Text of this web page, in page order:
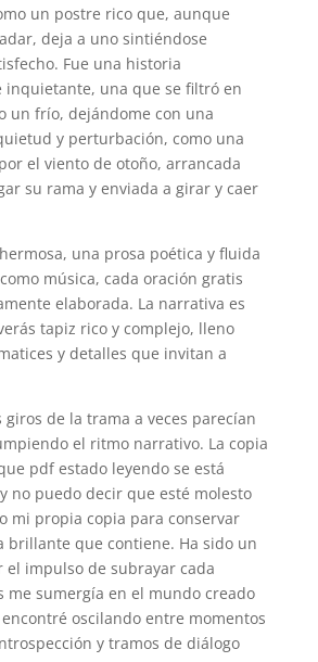
un postre rico que, aunque
deja a uno sintiéndose
Fue una historia
inquietante, una que se filtró en
un frío, dejándome con una
y perturbación, como una
el viento de otoño, arrancada
su rama y enviada a girar y caer
una prosa poética y fluida
música, cada oración gratis
elaborada. La narrativa es
tapiz rico y complejo, lleno
y detalles que invitan a
giros de la trama a veces parecían
el ritmo narrativo. La copia
pdf estado leyendo se está
no puedo decir que esté molesto
mi propia copia para conservar
brillante que contiene. Ha sido un
impulso de subrayar cada
me sumergía en el mundo creado
oscilando entre momentos
y tramos de diálogo